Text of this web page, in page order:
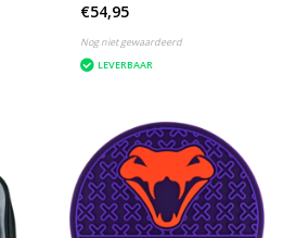
€54,95
Nog niet gewaardeerd
LEVERBAAR